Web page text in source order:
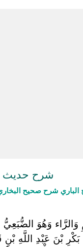
شرح حديث
الباري شرح صحيح
وَالرَّاء وَهُوَ
بَكْرِ بْنَ عَبْدِ اللَّهِ